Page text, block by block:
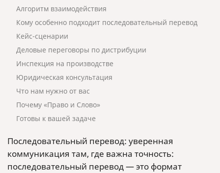
Алгоритм взаимодействия
Кому особенно подходит последовательный перевод
Кейс-сценарии
Деловые переговоры по дистрибуции
Инспекция на производстве
Юридическая консультация
Что нам нужно от вас
Почему «Право и Слово»
Готовы к вашей задаче
Последовательный перевод: уверенная
коммуникация там, где важна точность:
последовательный перевод — это формат